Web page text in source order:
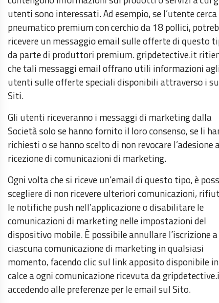
utenti sono interessati. Ad esempio, se l’utente
pneumatico premium con cerchio da 18 pollici,
ricevere un messaggio email sulle offerte di questo
da parte di produttori premium. gripdetective.it
che tali messaggi email offrano utili informazioni
utenti sulle offerte speciali disponibili attraverso i
Siti.
Gli utenti riceveranno i messaggi di marketing dalla
Società solo se hanno fornito il loro consenso, se li
richiesti o se hanno scelto di non revocare l’adesione
ricezione di comunicazioni di marketing.
Ogni volta che si riceve un’email di questo tipo, è
scegliere di non ricevere ulteriori comunicazioni,
le notifiche push nell’applicazione o disabilitare le
comunicazioni di marketing nelle impostazioni del
dispositivo mobile. È possibile annullare l’iscrizione a
ciascuna comunicazione di marketing in qualsiasi
momento, facendo clic sul link apposito disponibile in
calce a ogni comunicazione ricevuta da
accedendo alle preferenze per le email sul Sito.